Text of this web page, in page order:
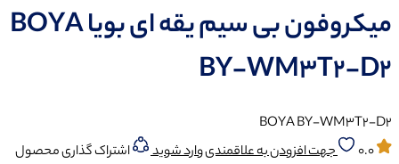
میکروفون بی‌ سیم یقه‌ ای بویا BOYA
BY-WM3T2-D2
BOYA BY-WM3T2-D2
0.0
جهت افزودن به علاقمندی وارد شوید اشتراک گذاری محصول